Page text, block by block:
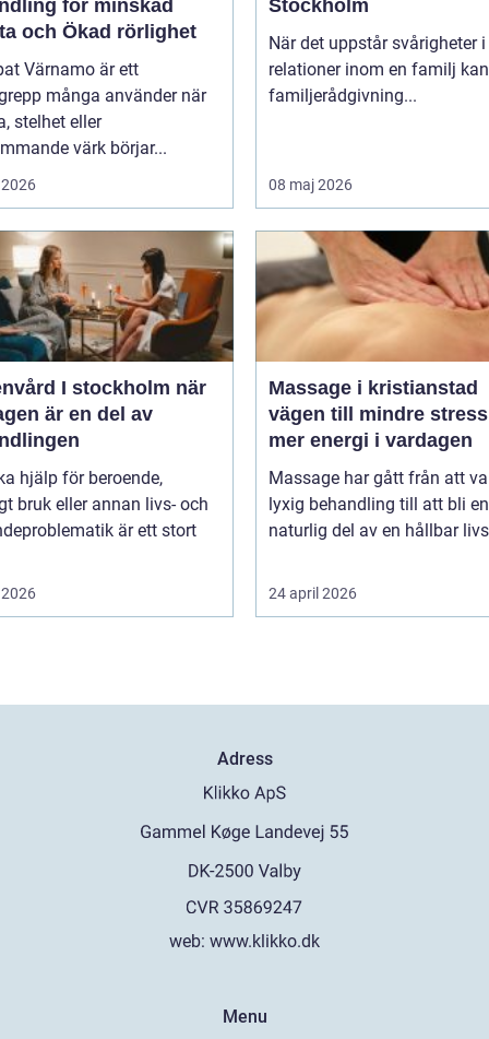
för minskad
och Ökad rörlighet
Värnamo är ett
många använder när
stelhet eller
värk börjar...
Stockholm
När det uppstår svårigheter i
relationer inom en familj kan
familjerådgivning...
08 maj 2026
I stockholm när
är en del av
hjälp för beroende,
bruk eller annan livs- och
är ett stort
Massage i kristianstad
vägen till mindre
mer energi i vardagen
Massage har gått från att
lyxig behandling till att bli en
naturlig del av en hållbar
24 april 2026
Adress
web: www.klikko.dk
Menu